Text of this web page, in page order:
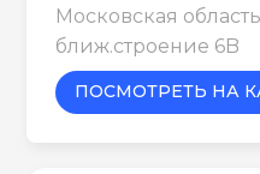
Московская
ближ.строение 6B
ПОСМОТРЕТЬ НА